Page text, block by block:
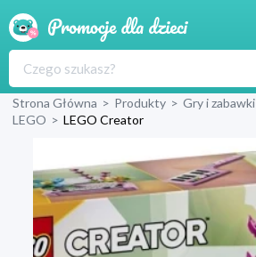
Produkty
Sklepy
Blog
Wyprawka
Strona Główna > Produkty > Gry i zabawki
LEGO > LEGO Creator